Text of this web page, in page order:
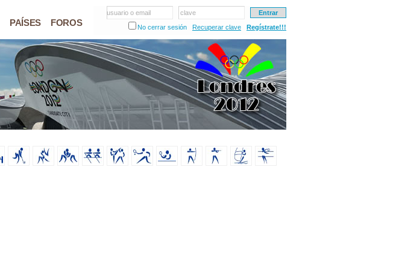
PAÍSES FOROS
usuario o email
clave
No cerrar sesión
Recuperar clave Regístrate!!!